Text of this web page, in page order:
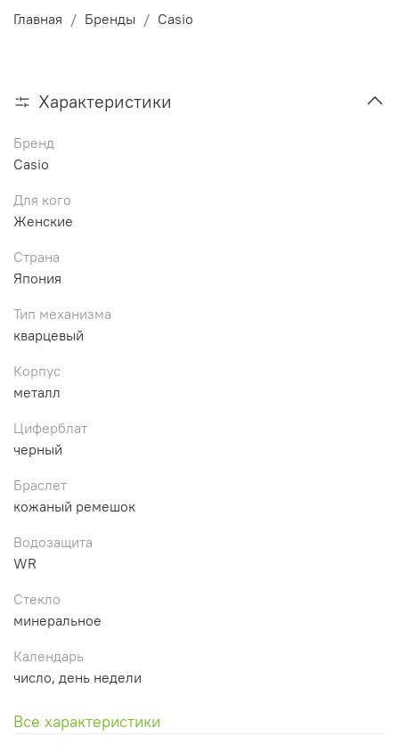
Главная Бренды Casio
Характеристики
Бренд
Casio
Для кого
Женские
Страна
Япония
Тип механизма
кварцевый
Корпус
металл
Циферблат
черный
Браслет
кожаный ремешок
Водозащита
WR
Стекло
минеральное
Календарь
число, день недели
Все характеристики